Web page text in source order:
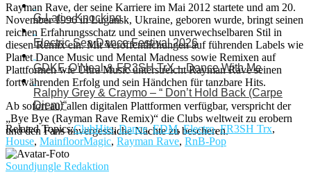
Rayman Rave, der seine Karriere im Mai 2012 startete und am 20.
November 1996 in Lugansk, Ukraine, geboren wurde, bringt seinen
reichen Erfahrungsschatz und seinen unverwechselbaren Stil in
diesen Remix ein. Mit Veröffentlichungen auf führenden Labels wie
Planet Dance Music und Mental Madness sowie Remixen auf
Plattformen wie Ultra Music unterstreicht Rayman Rave seinen
fortwährenden Erfolg und sein Händchen für tanzbare Hits.
Ab sofort auf allen digitalen Plattformen verfügbar, verspricht der
„Bye Bye (Rayman Rave Remix)“ die Clubs weltweit zu erobern
und den Fans unvergessliche Nächte zu bescheren.
G-Lati – Knocking
Electric Sea Dance Festival 2026
GDKF, O’Neal & FR3SH TrX – Dance With Me
Ralphy Grey & Craymo – “ Don’t Hold Back (Carpe
Diem)“
Related Topics:ClubHits,Dance,EDM,Electro,FR3SH Trx,
House, MainfloorMagic, Rayman Rave, RnB-Pop
Soundjungle Redaktion